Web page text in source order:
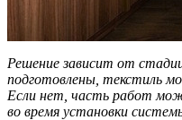
Решение зависит от
подготовлены, текстиль
Если нет, часть работ
во время установки